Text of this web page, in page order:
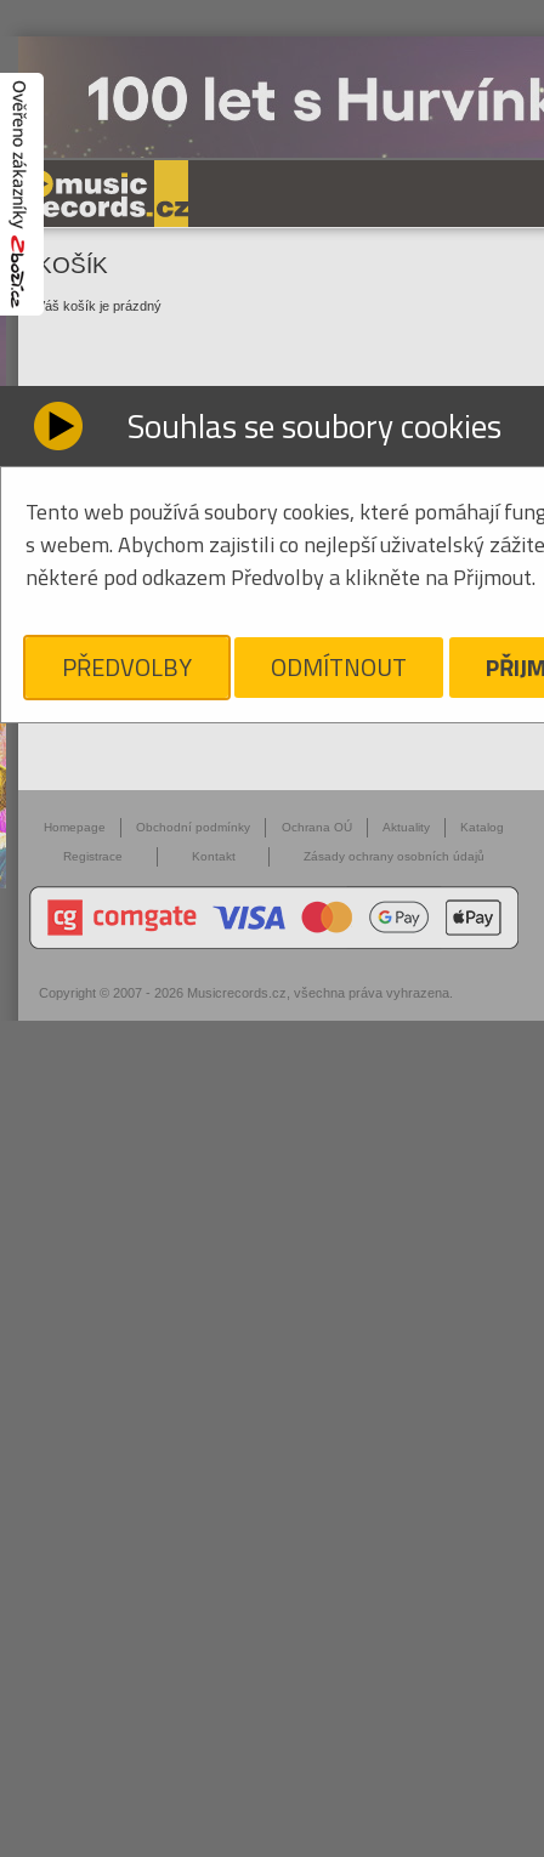
KOŠÍK
Váš košík je prázdný
Homepage Obchodní podmínky Ochrana OÚ Aktuality Katalog
Registrace Kontakt Zásady ochrany osobních údajů
Copyright © 2007 - 2026 Musicrecords.cz , všechna práva vyhrazena.
Souhlas se soubory cookies
Tento web používá soubory cookies, které pomáhají
s webem. Abychom zajistili co nejlepší uživatelský
některé pod odkazem Předvolby a klikněte na Přijmout.
PŘEDVOLBY ODMÍTNOUT